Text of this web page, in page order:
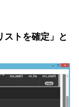
ストを確定」と